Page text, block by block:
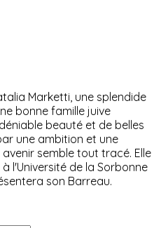
Marketti, une splendide
bonne famille juive
beauté et de belles
une ambition et une
semble tout tracé. Elle
l'Université de la Sorbonne
son Barreau.